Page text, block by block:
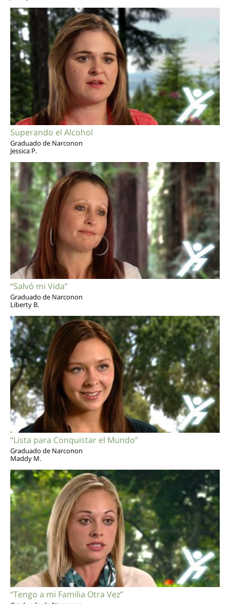
Superando el Alcohol
Graduado de Narconon
Jessica P.
“Salvó mi Vida”
Graduado de Narconon
Liberty B.
“Lista para Conquistar el Mundo”
Graduado de Narconon
Maddy M.
“Tengo a mi Familia Otra Vez”